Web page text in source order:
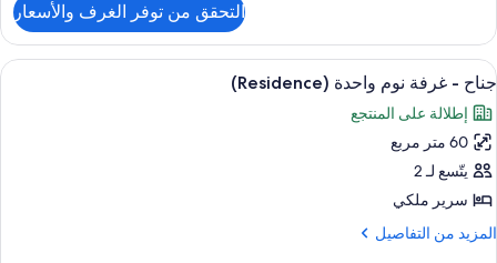
للبحيرة
غرفة
ديلوكس
بسريرين
منفصلين
-
منظر
للبحيرة
التحقق من توفر الغرف والأسعار
استعراض
جميع
صور
جناح
-
غرفة
نوم
واحدة
أغطية فراش متميزة وميني بار وخزنة
8
جناح - غرفة نوم واحدة (Residence)
إطلالة على المنتجع
60 متر مربع
يتّسع لـ 2
سرير ملكي
المزيد من التفاصيل
المزيد